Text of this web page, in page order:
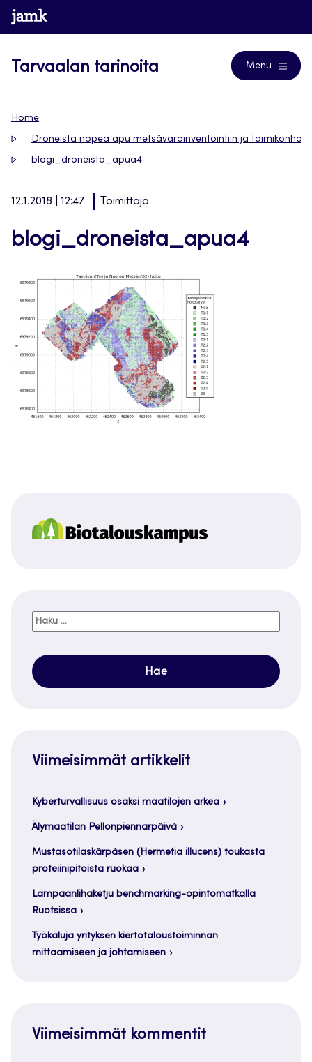
Siirry
suoraan
www.jamk.fi
Tarvaalan tarinoita Menu
Home
Droneista nopea apu metsävarainventointiin ja
blogi_droneista_apua4
12.1.2018 | 12:47 Toimittaja
blogi_droneista_apua4
Haku:
Viimeisimmät artikkelit
Kyberturvallisuus osaksi maatilojen arkea
Älymaatilan Pellonpiennarpäivä
Mustasotilaskärpäsen (Hermetia illucens) toukasta
proteiinipitoista ruokaa
Lampaanlihaketju benchmarking-opintomatkalla
Ruotsissa
Työkaluja yrityksen kiertotaloustoiminnan
mittaamiseen ja johtamiseen
Viimeisimmät kommentit